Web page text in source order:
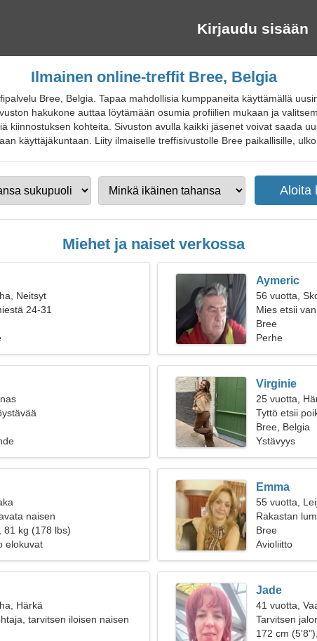
Kirjaudu sisään
Ilmainen online-treffit Bree, Belgia
Bree, Belgia. Tapaa mahdollisia kumppaneita käyttämällä
hakukone auttaa löytämään osumia profiilien mukaan ja
kiinnostuksen kohteita. Sivuston avulla kaikki jäsenet voivat saada
käyttäjäkuntaan. Liity ilmaiselle treffisivustolle Bree paikallisille,
Miehet ja naiset verkossa
Neitsyt
24-31
Aymeric
56 vuotta,
Mies etsii
Bree
Perhe
Virginie
25 vuotta,
Tyttö etsii
Bree, Belgia
Ystävyys
naisen
81 kg (178 lbs)
elokuvat
Emma
55 vuotta,
Rakastan
Bree
Avioliitto
Härkä
tarvitsen iloisen naisen
Jade
41 vuotta,
Tarvitsen
telttailemaan
172 cm